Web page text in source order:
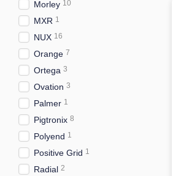
Morley 10
MXR 1
NUX 16
Orange 7
Ortega 3
Ovation 3
Palmer 1
Pigtronix 8
Polyend 1
Positive Grid 1
Radial 2